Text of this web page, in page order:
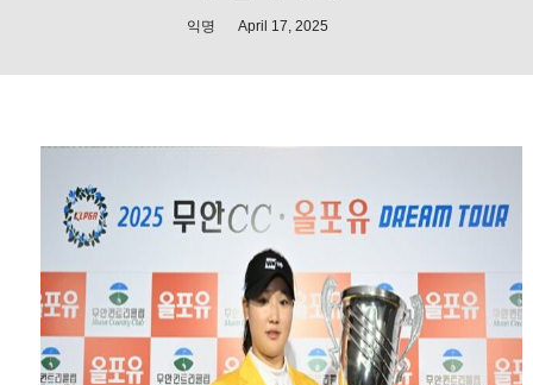
익명 April 17, 2025